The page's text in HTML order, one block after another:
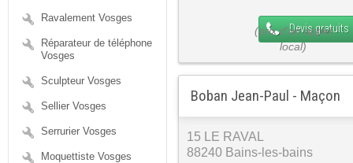
Ravalement Vosges
Réparateur de téléphone
Vosges
Sculpteur Vosges
Sellier Vosges
Serrurier Vosges
Moquettiste Vosges
Devis gratuits
Boban Jean-Paul - Maçon
15 LE RAVAL
88240 Bains-les-bains